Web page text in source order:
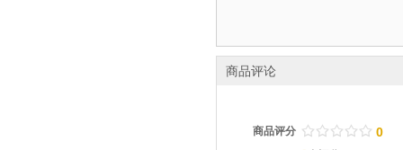
商品评论
商品评分 / / / / /
. . . . . 0